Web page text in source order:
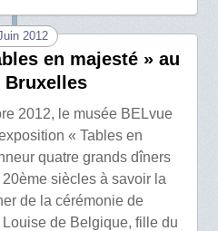
2012
en majesté » au
Bruxelles
2012, le musée BELvue
« Tables en
quatre grands dîners
siècles à savoir la
de la cérémonie de
de Belgique, fille du